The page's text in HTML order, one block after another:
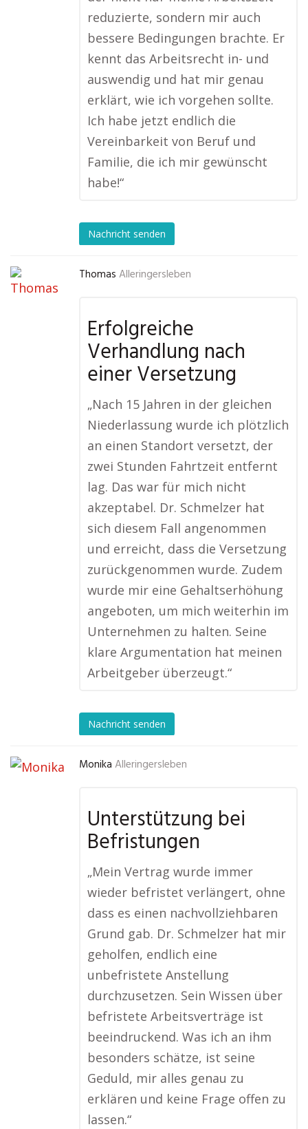
reduzierte, sondern mir auch
bessere Bedingungen brachte. Er
kennt das Arbeitsrecht in- und
auswendig und hat mir genau
erklärt, wie ich vorgehen sollte.
Ich habe jetzt endlich die
Vereinbarkeit von Beruf und
Familie, die ich mir gewünscht
habe!“
Nachricht senden
Thomas Alleringersleben
Erfolgreiche
Verhandlung nach
einer Versetzung
„Nach 15 Jahren in der gleichen
Niederlassung wurde ich plötzlich
an einen Standort versetzt, der
zwei Stunden Fahrtzeit entfernt
lag. Das war für mich nicht
akzeptabel. Dr. Schmelzer hat
sich diesem Fall angenommen
und erreicht, dass die Versetzung
zurückgenommen wurde. Zudem
wurde mir eine Gehaltserhöhung
angeboten, um mich weiterhin im
Unternehmen zu halten. Seine
klare Argumentation hat meinen
Arbeitgeber überzeugt.“
Nachricht senden
Monika Alleringersleben
Unterstützung bei
Befristungen
„Mein Vertrag wurde immer
wieder befristet verlängert, ohne
dass es einen nachvollziehbaren
Grund gab. Dr. Schmelzer hat mir
geholfen, endlich eine
unbefristete Anstellung
durchzusetzen. Sein Wissen über
befristete Arbeitsverträge ist
beeindruckend. Was ich an ihm
besonders schätze, ist seine
Geduld, mir alles genau zu
erklären und keine Frage offen zu
lassen.“